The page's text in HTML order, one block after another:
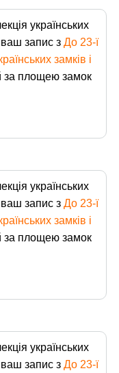
українських
запис з До 23-ї
замків і
за площею замок
українських
запис з До 23-ї
замків і
за площею замок
українських
запис з До 23-ї